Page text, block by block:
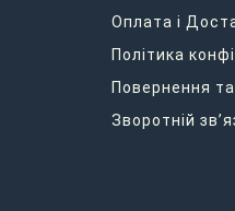
Оплата і
Політика
Повернення
Зворотній